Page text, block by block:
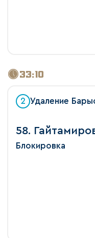
33:10
2 Удаление
58.
Блокировка